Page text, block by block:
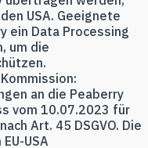
USA. Geeignete
ein Data Processing
um die
an die Peaberry
vom 10.07.2023 für
Art. 45 DSGVO. Die
USA